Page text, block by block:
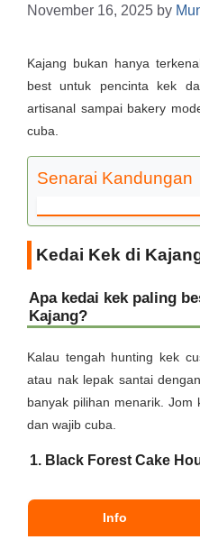
November 16, 2025 by
Kajang bukan hanya
best untuk pencinta kek
artisanal sampai bakery
cuba.
Senarai Kandungan
Kedai Kek di
Apa kedai kek paling
Kajang?
Kalau tengah hunting kek
atau nak lepak santai
banyak pilihan menarik. Jom
dan wajib cuba.
1. Black Forest Cake
Info